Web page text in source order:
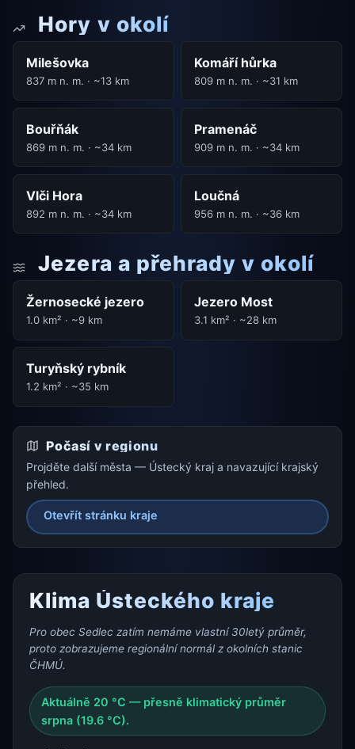
Hory v okolí
Milešovka
837 m n. m. · ~13 km
Komáří hůrka
809 m n. m. · ~31 km
Bouřňák
869 m n. m. · ~34 km
Pramenáč
909 m n. m. · ~34 km
Vlči Hora
892 m n. m. · ~34 km
Loučná
956 m n. m. · ~36 km
Jezera a přehrady v okolí
Žernosecké jezero
1.0 km² · ~9 km
Jezero Most
3.1 km² · ~28 km
Turyňský rybník
1.2 km² · ~35 km
Počasí v regionu
Projděte další města — Ústecký kraj a navazující krajský
přehled.
Otevřít stránku kraje
Klima Ústeckého kraje
Pro obec Sedlec zatím nemáme vlastní 30letý průměr,
proto zobrazujeme regionální normál z okolních stanic
ČHMÚ.
Aktuálně 20 °C — přesně klimatický průměr
srpna (19.6 °C).